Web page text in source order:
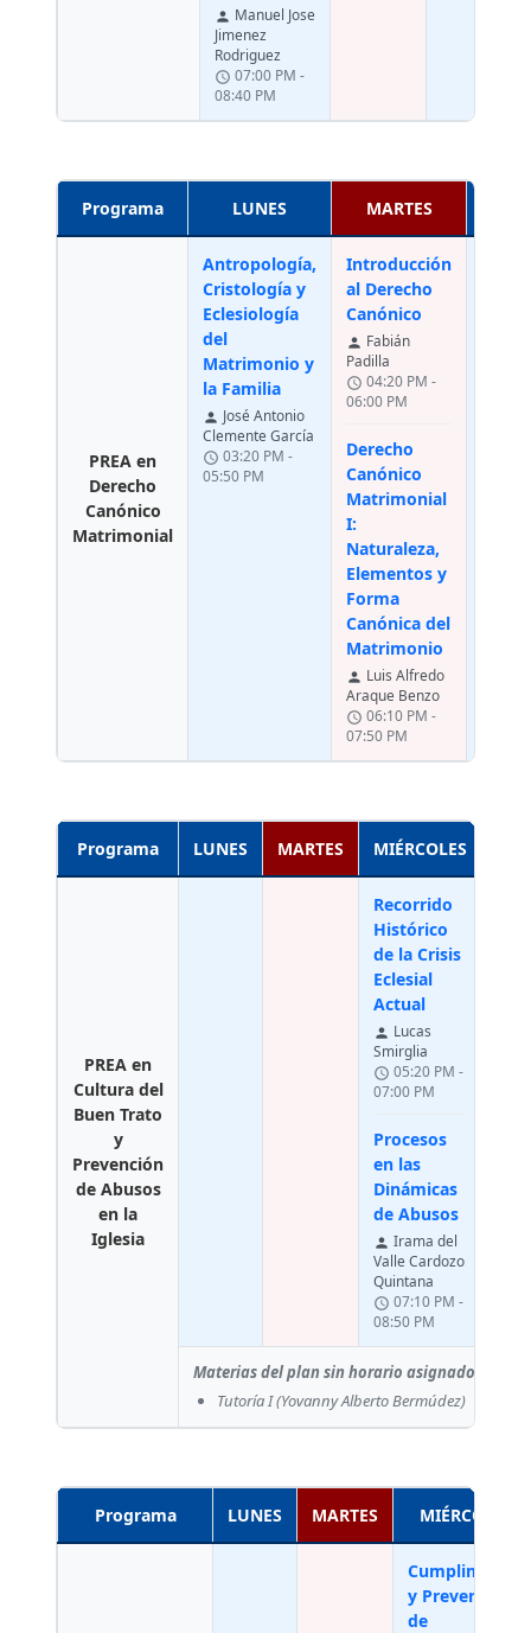
person Manuel Jose
Jimenez
Rodriguez
schedule 07:00 PM -
08:40 PM
Programa LUNES MARTES
PREA en
Derecho
Canónico
Matrimonial
Antropología,
Cristología y
Eclesiología
del
Matrimonio y
la Familia
person José Antonio
Clemente García
schedule 03:20 PM -
05:50 PM
Introducción
al Derecho
Canónico
person Fabián
Padilla
schedule 04:20 PM -
06:00 PM
Derecho
Canónico
Matrimonial
I:
Naturaleza,
Elementos y
Forma
Canónica del
Matrimonio
person Luis Alfredo
Araque Benzo
schedule 06:10 PM -
07:50 PM
Programa LUNES MARTES MIÉRCOLES
PREA en
Cultura del
Buen Trato
y
Prevención
de Abusos
en la
Iglesia
Recorrido
Histórico
de la Crisis
Eclesial
Actual
person Lucas
Smirglia
schedule 05:20 PM -
07:00 PM
Procesos
en las
Dinámicas
de Abusos
person Irama del
Valle Cardozo
Quintana
schedule 07:10 PM -
08:50 PM
Materias del plan sin horario asignado:
Tutoría I(Yovanny Alberto Bermúdez)
Programa LUNES MARTES MIÉRCOLES
Cumplimiento
y Prevención
de